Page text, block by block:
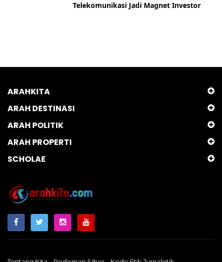
Telekomunikasi Jadi Magnet Investor
ARAHKITA
ARAH DESTINASI
ARAH POLITIK
ARAH PROPERTI
SCHOLAE